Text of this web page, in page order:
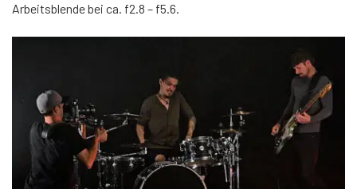
Arbeitsblende bei ca. f2.8 – f5.6.